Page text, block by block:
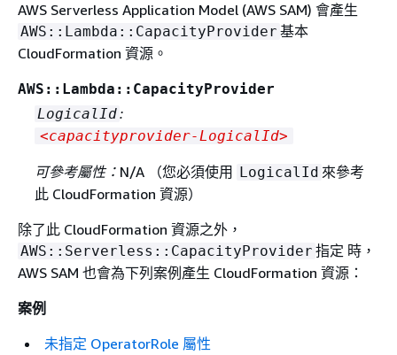
AWS Serverless Application Model (AWS SAM) 會產生
AWS::Lambda::CapacityProvider 基本
CloudFormation 資源。
AWS::Lambda::CapacityProvider
LogicalId:
<capacityprovider‑LogicalId>
可參考屬性： N/A （您必須使用 LogicalId 來參考
此 CloudFormation 資源）
除了此 CloudFormation 資源之外，
AWS::Serverless::CapacityProvider 指定 時，
AWS SAM 也會為下列案例產生 CloudFormation 資源：
案例
未指定 OperatorRole 屬性